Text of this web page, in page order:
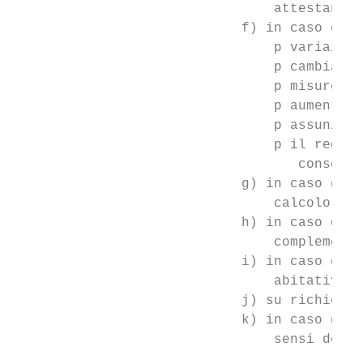
attestano
f) in caso di
p
p
p misure
p
p
p il
g) in caso di
calcolo
h) in caso di
i) in caso di
j) su
k) in caso di
sensi